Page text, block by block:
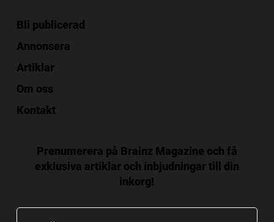
Bli publicerad
Annonsera
Artiklar
Om oss
Kontakt
Prenumerera på Brainz Magazine och få
exklusiva artiklar och inbjudningar till din
inkorg!